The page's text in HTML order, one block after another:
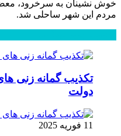
خوش نشینان به سرخرود،
مردم این شهر ساحلی شد.
تکذیب گمانه زنی
دولت
11 فوریه 2025